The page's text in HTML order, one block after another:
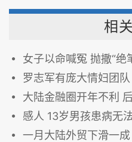
相
女子以命喊冤 抛撒“绝
罗志军有庞大情妇团队
大陆金融圈开年不利 后
感人 13岁男孩患病无法上
一月大陆外贸下滑一